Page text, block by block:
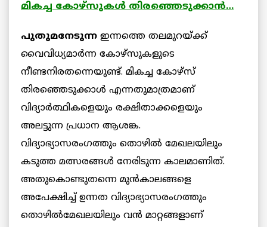
മികച്ച കോഴ്സുകൾ തിരഞ്ഞെടുക്കാൻ…
പുതുമനേടുന്ന ഇന്നത്തെ തലമുറയ്ക്ക്
വൈവിധ്യമാര്‍ന്ന കോഴ്‌സുകളുടെ
നീണ്ടനിരതന്നെയുണ്ട്. മികച്ച കോഴ്‌സ്
തിരഞ്ഞെടുക്കാള്‍ എന്നതുമാത്രമാണ്
വിദ്യാര്‍ത്ഥികളെയും രക്ഷിതാക്കളെയും
അലട്ടുന്ന പ്രധാന ആശങ്ക.
വിദ്യാഭ്യാസരംഗത്തും തൊഴില്‍ മേഖലയിലും
കടുത്ത മത്സരങ്ങള്‍ നേരിടുന്ന കാലമാണിത്.
അതുകൊണ്ടുതന്നെ മുന്‍കാലങ്ങളെ
അപേക്ഷിച്ച് ഉന്നത വിദ്യാഭ്യാസരംഗത്തും
തൊഴില്‍മേഖലയിലും വന്‍ മാറ്റങ്ങളാണ്